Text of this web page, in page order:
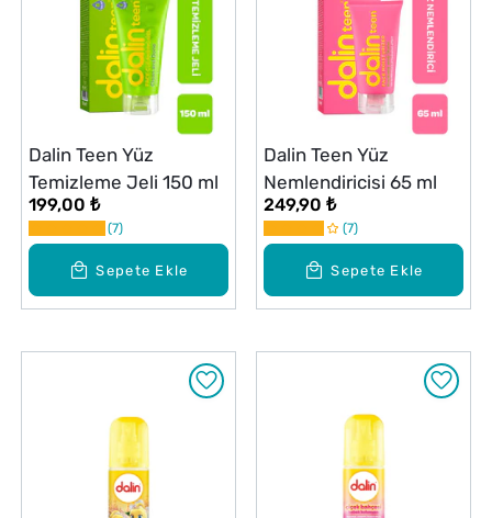
Sepete Ekle
Dalin Teen Yüz
Temizleme Jeli 150 ml
199,00 ₺
7
Sepete Ekle
Dalin Teen Yüz
Nemlendiricisi 65 ml
249,90 ₺
7